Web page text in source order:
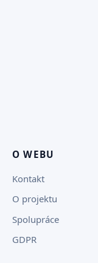
O WEBU
Kontakt
O projektu
Spolupráce
GDPR